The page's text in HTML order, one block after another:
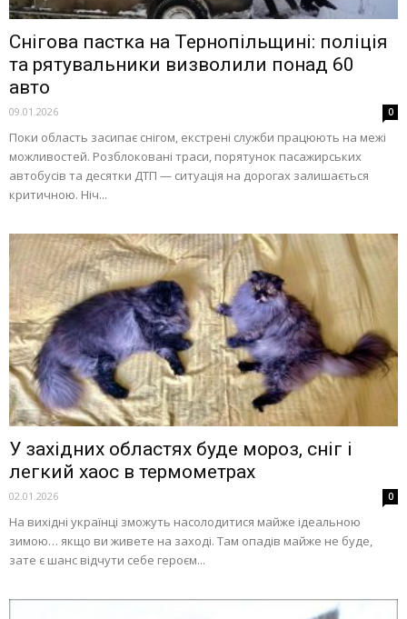
Снігова пастка на Тернопільщині: поліція
та рятувальники визволили понад 60
авто
09.01.2026 0
Поки область засипає снігом, екстрені служби працюють на межі
можливостей. Розблоковані траси, порятунок пасажирських
автобусів та десятки ДТП — ситуація на дорогах залишається
критичною. Ніч...
У західних областях буде мороз, сніг і
легкий хаос в термометрах
02.01.2026 0
На вихідні українці зможуть насолодитися майже ідеальною
зимою… якщо ви живете на заході. Там опадів майже не буде,
зате є шанс відчути себе героєм...